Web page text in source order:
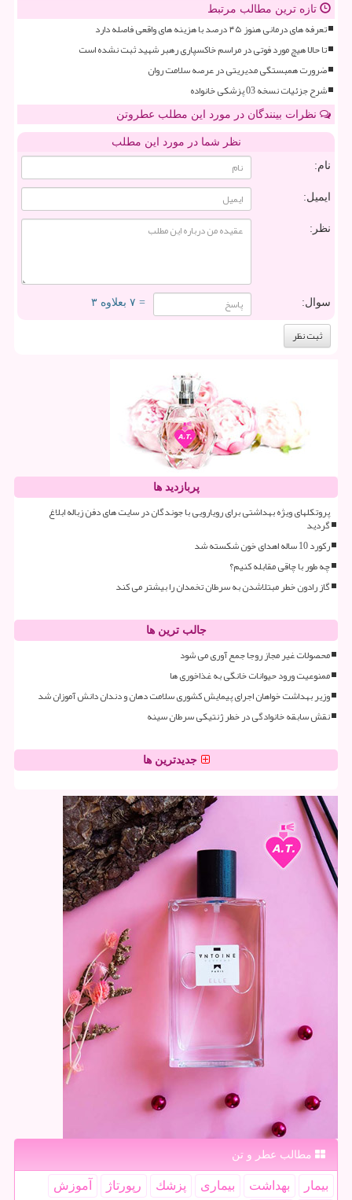
تازه ترین مطالب مرتبط
تعرفه های درمانی هنوز ۴۵ درصد با هزینه های واقعی فاصله دارد
تا حالا هیچ مورد فوتی در مراسم خاکسپاری رهبر شهید ثبت نشده است
ضرورت همبستگی مدیریتی در عرصه سلامت روان
شرح جزئیات نسخه 03 پزشکی خانواده
نظرات بینندگان در مورد این مطلب عطروتن
نظر شما در مورد این مطلب
نام:
ایمیل:
نظر:
سوال: = ۷ بعلاوه ۳
پربازدید ها
پروتکلهای ویژه بهداشتی برای رویارویی با جوندگان در سایت های دفن زباله ابلاغ
گردید
رکورد 10 ساله اهدای خون شکسته شد
چه طور با چاقی مقابله کنیم؟
گاز رادون خطر مبتلاشدن به سرطان تخمدان را بیشتر می کند
جالب ترین ها
محصولات غیر مجاز روجا جمع آوری می شود
ممنوعیت ورود حیوانات خانگی به غذاخوری ها
وزیر بهداشت خواهان اجرای پیمایش کشوری سلامت دهان و دندان دانش آموزان شد
نقش سابقه خانوادگی در خطر ژنتیکی سرطان سینه
جدیدترین ها
مطالب عطر و تن
بیمار بهداشت بیماری پزشك رپورتاژ آموزش